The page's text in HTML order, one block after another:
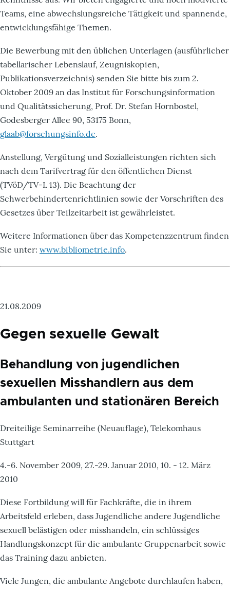
Teams, eine abwechslungsreiche Tätigkeit und spannende,
entwicklungsfähige Themen.
Die Bewerbung mit den üblichen Unterlagen (ausführlicher
tabellarischer Lebenslauf, Zeugniskopien,
Publikationsverzeichnis) senden Sie bitte bis zum 2.
Oktober 2009 an das Institut für Forschungsinformation
und Qualitätssicherung, Prof. Dr. Stefan Hornbostel,
Godesberger Allee 90, 53175 Bonn,
glaab@forschungsinfo.de.
Anstellung, Vergütung und Sozialleistungen richten sich
nach dem Tarifvertrag für den öffentlichen Dienst
(TVöD/TV-L 13). Die Beachtung der
Schwerbehindertenrichtlinien sowie der Vorschriften des
Gesetzes über Teilzeitarbeit ist gewährleistet.
Weitere Informationen über das Kompetenzzentrum finden
Sie unter: www.bibliometrie.info.
21.08.2009
Gegen sexuelle Gewalt
Behandlung von jugendlichen
sexuellen Misshandlern aus dem
ambulanten und stationären Bereich
Dreiteilige Seminarreihe (Neuauflage), Telekomhaus
Stuttgart
4.-6. November 2009, 27.-29. Januar 2010, 10. - 12. März
2010
Diese Fortbildung will für Fachkräfte, die in ihrem
Arbeitsfeld erleben, dass Jugendliche andere Jugendliche
sexuell belästigen oder misshandeln, ein schlüssiges
Handlungskonzept für die ambulante Gruppenarbeit sowie
das Training dazu anbieten.
Viele Jungen, die ambulante Angebote durchlaufen haben,